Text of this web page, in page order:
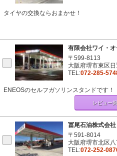
タイヤの交換ならおまかせ！
有限会社ワイ・
〒599-8113
大阪府堺市東区
TEL:072-285-
ENEOSのセルフガソリンスタンドです！
レビュー
冨尾石油株式会
〒591-8014
大阪府堺市北区
TEL:072-252-